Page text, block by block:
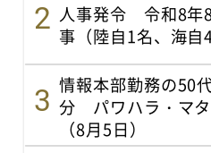
人事発令 令和8年
事（陸自1名、海自
情報本部勤務の50
分 パワハラ・マ
（8月5日）